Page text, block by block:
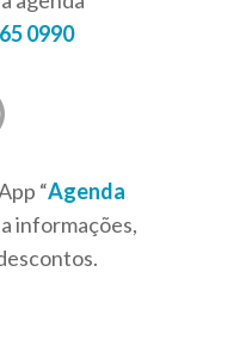
0990
“Agenda
informações,